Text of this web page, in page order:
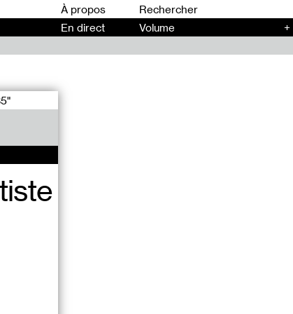
À propos
En direct Volume +